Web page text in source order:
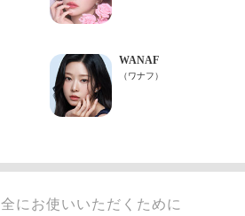
にお使いいただくために